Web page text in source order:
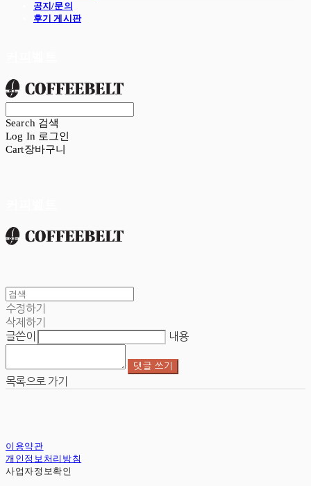
공지/문의
후기 게시판
Search 검색
Log In 로그인
Cart장바구니
수정하기
삭제하기
글쓴이
내용
댓글 쓰기
목록으로 가기
이용약관
개인정보처리방침
사업자정보확인